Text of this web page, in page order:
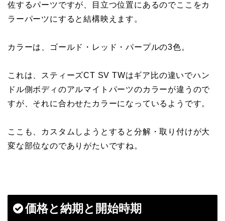
佐するパーツですが、目立つ位置にあるのでここをカ
ラーパーツにすると結構映えます。
カラーは、ゴールド・レッド・パープルの3色。
これは、スティーズCT SV TWはギア比の違いでハン
ドル側ボディのアルマイトパーツのカラーが違うので
すが、それに合わせたカラーになっているようです。
ここも、カスタムしようとすると分解・取り付けが大
変な部位なのでありがたいですね。
価格と納期と開始時期